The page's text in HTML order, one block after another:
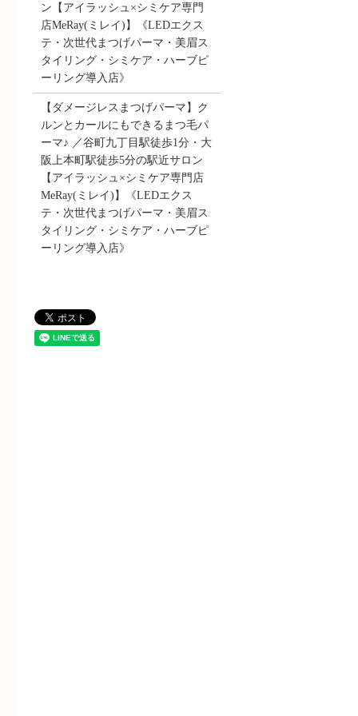
ン【アイラッシュ×シミケア専門
店MeRay(ミレイ)】《LEDエクス
テ・次世代まつげパーマ・美眉ス
タイリング・シミケア・ハーブピ
ーリング導入店》
【ダメージレスまつげパーマ】ク
ルンとカールにもできるまつ毛パ
ーマ♪ ／谷町九丁目駅徒歩1分・大
阪上本町駅徒歩5分の駅近サロン
【アイラッシュ×シミケア専門店
MeRay(ミレイ)】《LEDエクス
テ・次世代まつげパーマ・美眉ス
タイリング・シミケア・ハーブピ
ーリング導入店》